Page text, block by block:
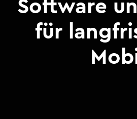
Software
für